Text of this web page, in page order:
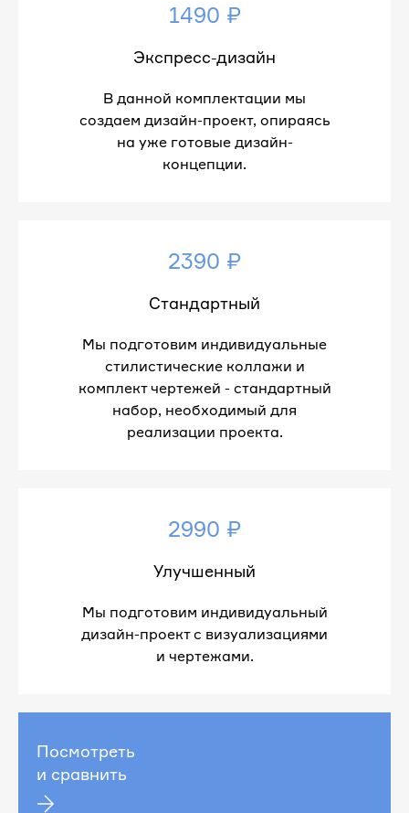
1490 ₽
Экспресс-дизайн
В данной комплектации мы
создаем дизайн-проект, опираясь
на уже готовые дизайн-
концепции.
2390 ₽
Стандартный
Мы подготовим индивидуальные
стилистические коллажи и
комплект чертежей - стандартный
набор, необходимый для
реализации проекта.
2990 ₽
Улучшенный
Мы подготовим индивидуальный
дизайн-проект с визуализациями
и чертежами.
Посмотреть
и сравнить